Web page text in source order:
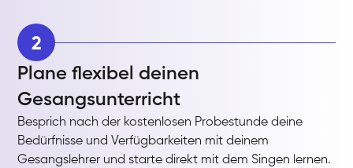
2
Plane flexibel deinen
Gesangsunterricht
Besprich nach der kostenlosen Probestunde deine
Bedürfnisse und Verfügbarkeiten mit deinem
Gesangslehrer und starte direkt mit dem Singen lernen.